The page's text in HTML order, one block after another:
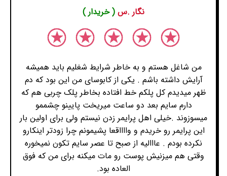
نگار .س ( خریدار )
من شاغل هستم و به خاطر شرایط شغلیم باید همیشه
آرایش داشته باشم . یکی از کابوسای من این بود که دم
ظهر میدیدم کل پلکم خط افتاده بخاطر پلک چربی هم که
دارم سایم بعد دو ساعت میریخت پایینو چشممو
میسوزوند .خیلی اهل پرایمر زدن نیستم ولی برای اولین بار
این پرایمر رو خریدم و وااااقعا پشیمونم چرا زودتر اینکارو
نکرده بودم . عااالیه از صبح تا عصر سایم تکون نمیخوره
وقتی هم میزنیش پوست رو مات میکنه برای من که فوق
العاده بود.